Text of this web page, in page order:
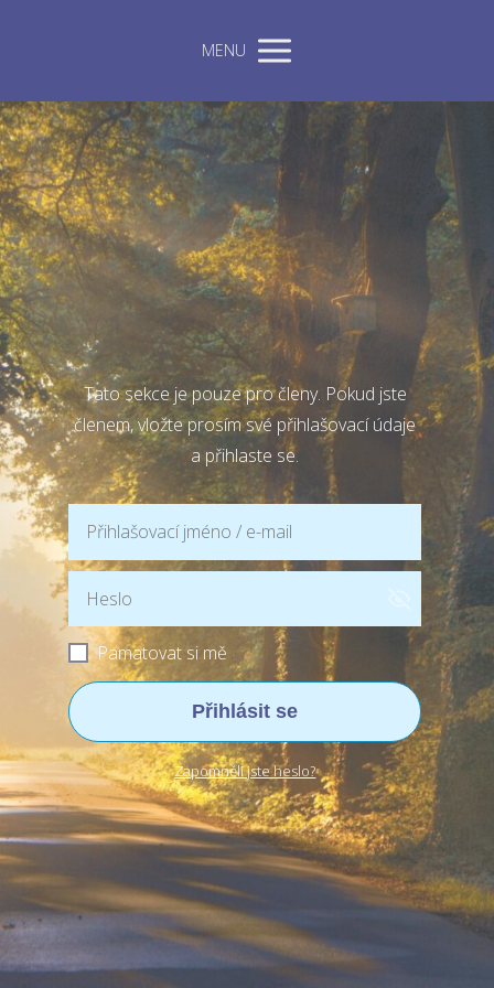
MENU
Tato sekce je pouze pro členy. Pokud jste
členem, vložte prosím své přihlašovací údaje
a přihlaste se.
Pamatovat si mě
Přihlásit se
Zapomněli jste heslo?